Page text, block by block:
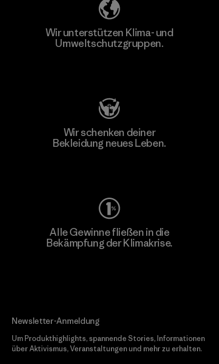
Wir unterstützen Klima- und
Umweltschutzgruppen.
Wir schenken deiner
Bekleidung neues Leben.
Alle Gewinne fließen in die
Bekämpfung der Klimakrise.
Newsletter-Anmeldung
Um Produkthighlights, spannende Stories, Informationen
über Aktivismus, Veranstaltungen und mehr zu erhalten.